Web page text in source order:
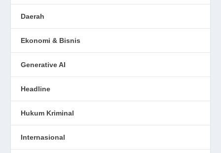
Daerah
Ekonomi & Bisnis
Generative AI
Headline
Hukum Kriminal
Internasional